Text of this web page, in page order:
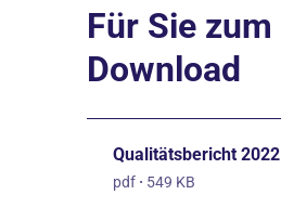
Für Sie zum
Download
Qualitätsbericht 2022
pdf · 549 KB